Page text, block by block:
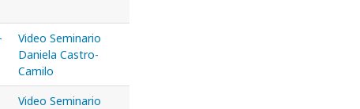
Video Seminario
Daniela Castro-
Camilo
Video Seminario